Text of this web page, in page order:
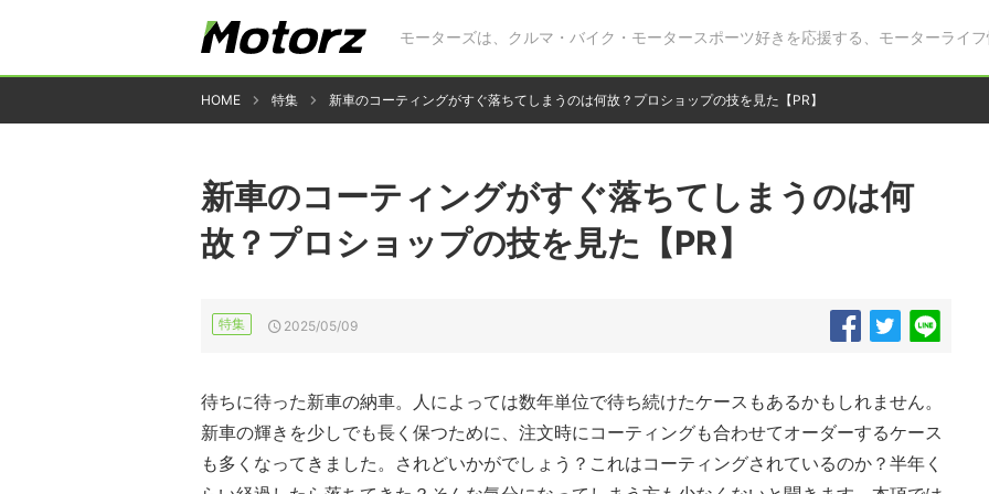
モーターズは、クルマ・バイク・モータースポーツ好きを応援する、モーターライフ
HOME 特集 新車のコーティングがすぐ落ちてしまうのは何故？プロショップの技を見た【PR】
新車のコーティングがすぐ落ちてしまうのは何
故？プロショップの技を見た【PR】
特集 2025/05/09
待ちに待った新車の納車。人によっては数年単位で待ち続けたケースもあるかもしれません。
新車の輝きを少しでも長く保つために、注文時にコーティングも合わせてオーダーするケース
も多くなってきました。されどいかがでしょう？これはコーティングされているのか？半年く